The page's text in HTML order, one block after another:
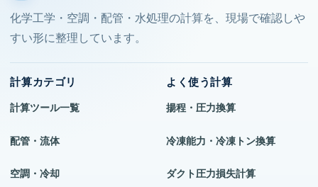
化学工学・空調・配管・水処理の計算を、現場で確認しや
すい形に整理しています。
計算カテゴリ
計算ツール一覧
配管・流体
空調・冷却
よく使う計算
揚程・圧力換算
冷凍能力・冷凍トン換算
ダクト圧力損失計算